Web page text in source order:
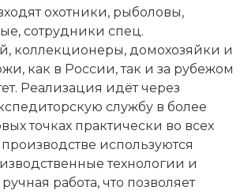
охотники, рыболовы,
сотрудники спец.
коллекционеры, домохозяйки и
как в России, так и за рубежом
Реализация идёт через
службу в более
точках практически во всех
используются
технологии и
работа, что позволяет